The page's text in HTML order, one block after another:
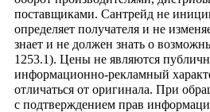
поставщиками. Сантрейд не
определяет получателя и не
знает и не должен знать о
1253.1). Цены не являются
информационно-рекламный
отличаться от оригинала. При
с подтверждением прав